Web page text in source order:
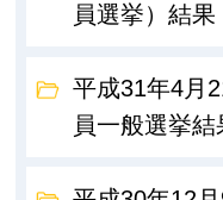
員選挙）結果
平成31年4月
員一般選挙結